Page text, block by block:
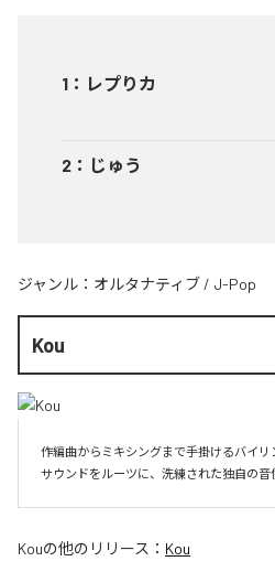
1 ： レプりカ
2 ： じゅう
ジャンル： オルタナティブ / J-Pop
Kou
作編曲からミキシングまで手掛けるバイ
サウンドをルーツに、洗練された独自の音
Kouの他のリリース： Kou